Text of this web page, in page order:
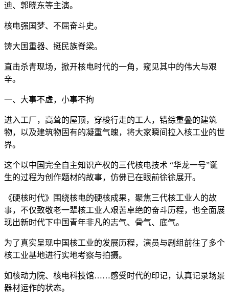
迪、郭晓东等主演。
核电强国梦、不屈奋斗史。
铸大国重器、挺民族脊梁。
直击杀青现场，掀开核电时代的一角，窥见其中的伟大与艰
辛。
一、大事不虚，小事不拘
进入工厂，高耸的屋顶，穿梭行走的工人，错综重叠的建筑
物，以及建筑物固有的凝重气魄，将大家瞬间拉入核工业的世
界。
这个以中国完全自主知识产权的三代核电技术 “华龙一号”诞
生的过程为创作题材的故事，仿佛已在眼前徐徐展开。
《硬核时代》围绕核电的硬核成果，聚焦三代核工业人的故
事，不仅致敬老一辈核工业人艰苦卓绝的奋斗历程，也全面展
现出新时代下中国青年非凡的志气、骨气、底气。
为了真实呈现中国核工业的发展历程，演员与剧组前往了多个
核工业基地进行实地考察与拍摄。
如核动力院、核电科技馆……感受时代的印记，认真记录场景
器材运作的状态。